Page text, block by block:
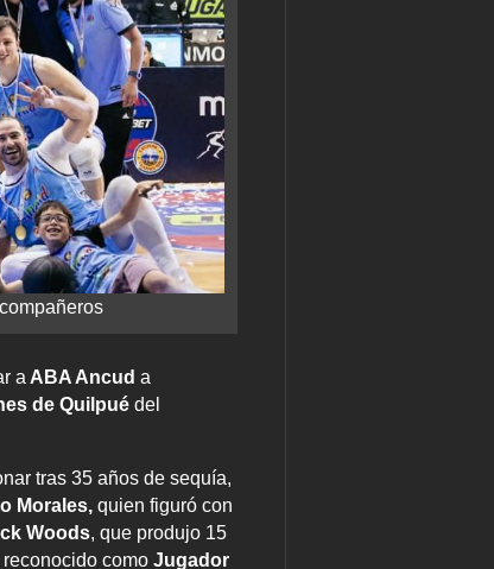
a ABA Ancud a
de Quilpué del
tras 35 años de sequía,
Morales, quien figuró con
Woods, que produjo 15
como Jugador